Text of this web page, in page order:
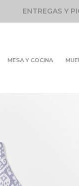
ENTREGAS Y
MESA Y COCINA